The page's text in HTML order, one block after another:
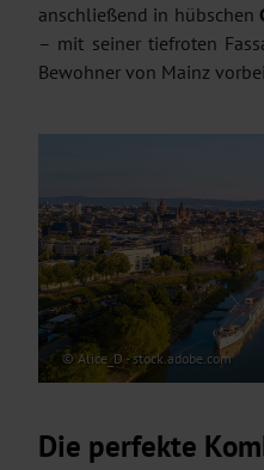
anschließend in hübschen
– mit seiner tiefroten
Bewohner von Mainz
© Alice_D - stock.adobe.com
Die perfekte